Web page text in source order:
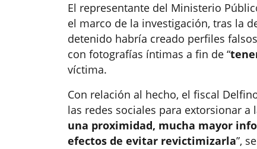
El representante del Ministerio
el marco de la investigación, tras la
detenido habría creado perfiles
con fotografías íntimas a fin de “
víctima.
Con relación al hecho, el fiscal
las redes sociales para extorsionar a
una proximidad, mucha mayor
efectos de evitar revictimizarla”,